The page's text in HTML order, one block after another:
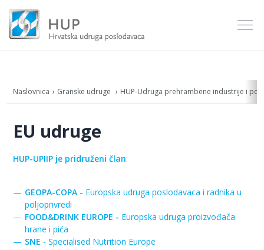
Naslovnica Granske udruge HUP-Udruga prehrambene industrije i
EU udruge
HUP-UPIIP je pridruženi član:
GEOPA-COPA - Europska udruga poslodavaca i radnika u
poljoprivredi
FOOD&DRINK EUROPE - Europska udruga proizvođača
hrane i pića
SNE - Specialised Nutrition Europe